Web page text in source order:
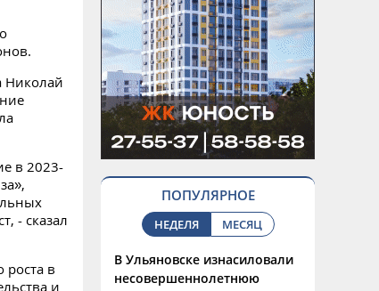
Николай
в 2023-
- сказал
в
и
ПОПУЛЯРНОЕ
НЕДЕЛЯ МЕСЯЦ
В Ульяновске изнасиловали
несовершеннолетнюю